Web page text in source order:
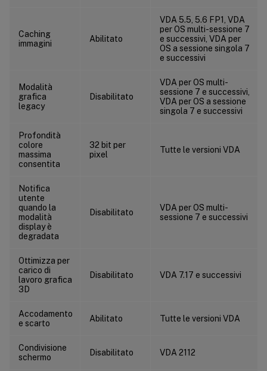
Caching
immagini
Abilitato
VDA 5.5, 5.6 FP1, VDA
per OS multi-sessione 7
e successivi, VDA per
OS a sessione singola 7
e successivi
Modalità
grafica
legacy
Disabilitato
VDA per OS multi-
sessione 7 e successivi,
VDA per OS a sessione
singola 7 e successivi
Profondità
colore
massima
consentita
32 bit per
pixel
Tutte le versioni VDA
Notifica
utente
quando la
modalità
display è
degradata
Disabilitato
VDA per OS multi-
sessione 7 e successivi
Ottimizza per
carico di
lavoro grafica
3D
Disabilitato VDA 7.17 e successivi
Accodamento
e scarto
Abilitato Tutte le versioni VDA
Condivisione
schermo
Disabilitato VDA 2112